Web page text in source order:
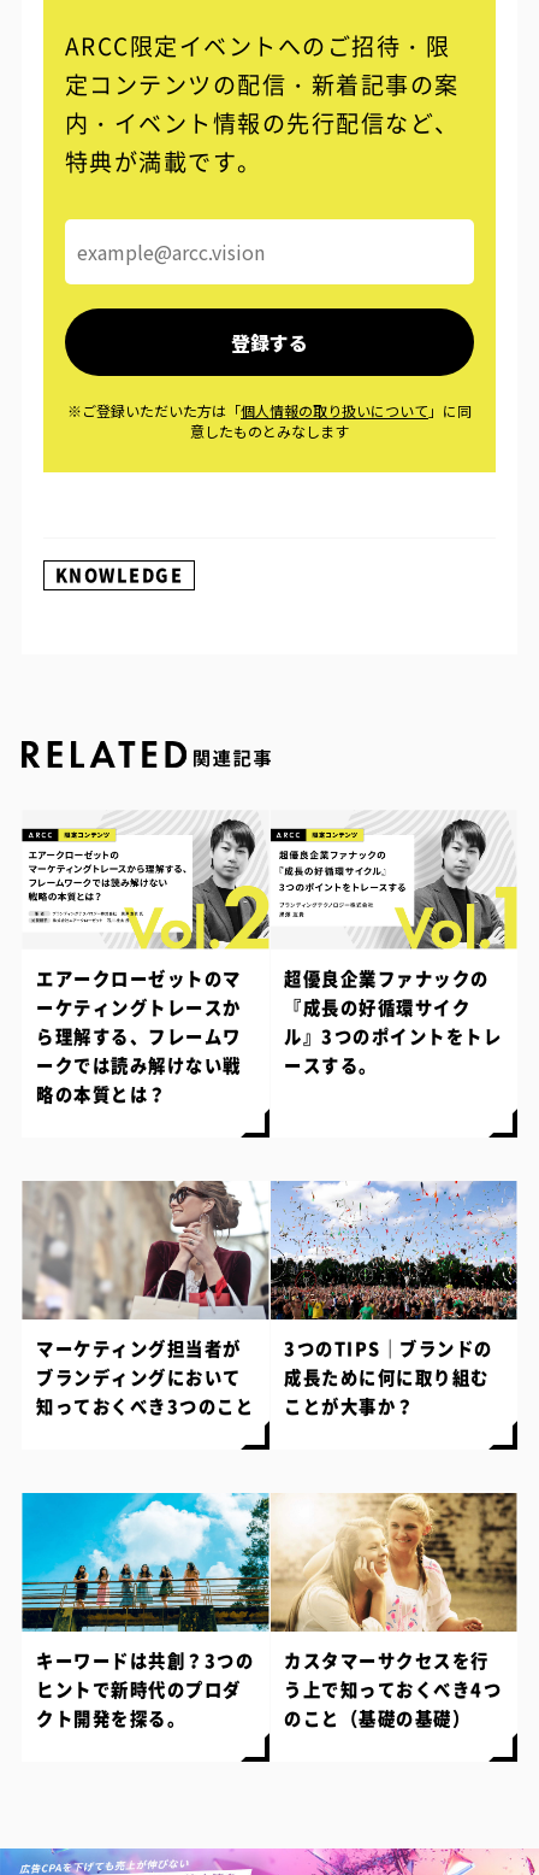
ARCC限定イベントへのご招待・限
定コンテンツの配信・ 新着記事の案
内・イベント情報の先行配信など、
特典が満載です。
KNOWLEDGE
エアークローゼットのマ
ーケティングトレースか
ら理解する、フレームワ
ークでは読み解けない戦
略の本質とは？
超優良企業ファナックの
『成長の好循環サイク
ル』3つのポイントをトレ
ースする。
マーケティング担当者が
ブランディングにおいて
知っておくべき3つのこと
3つのTIPS｜ブランドの
成長ために何に取り組む
ことが大事か？
キーワードは共創？3つの
ヒントで新時代のプロダ
クト開発を探る。
カスタマーサクセスを行
う上で知っておくべき4つ
のこと（基礎の基礎）